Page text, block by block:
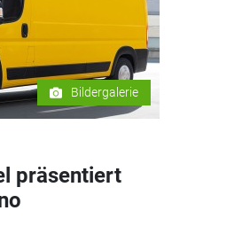
Bildergalerie
präsentiert